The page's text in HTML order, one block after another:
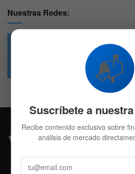
Nuestras Redes:
4.7k
Followers
📬
Suscríbete a
Recibe contenido exclusivo sobre
análisis de mercado